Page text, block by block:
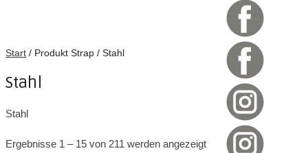
Start / Produkt Strap / Stahl
Stahl
Stahl
Ergebnisse 1 – 15 von 211 werden angezeigtNach